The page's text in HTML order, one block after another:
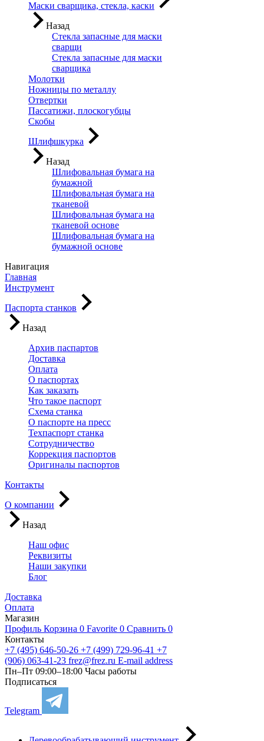
Маски сварщика, стекла, каски
Назад
Стекла запасные для маски
сварщи
Стекла запасные для маски
сварщика
Молотки
Ножницы по металлу
Отвертки
Пассатижи, плоскогубцы
Скобы
Шлифшкурка
Назад
Шлифовальная бумага на
бумажной
Шлифовальная бумага на
тканевой
Шлифовальная бумага на
тканевой основе
Шлифовальная бумага на
бумажной основе
Навигация
Главная
Инструмент
Паспорта станков
Назад
Архив паспартов
Доставка
Оплата
О паспортах
Как заказать
Что такое паспорт
Схема станка
О паспорте на пресс
Техпаспорт станка
Сотрудничество
Коррекция паспортов
Оригиналы паспортов
Контакты
О компании
Назад
Наш офис
Реквизиты
Наши закупки
Блог
Доставка
Оплата
Магазин
Профиль Корзина 0 Favorite 0 Сравнить 0
Контакты
+7 (495) 646-50-26 +7 (499) 729-96-41 +7
(906) 063-41-23 frez@frez.ru E-mail address
Пн–Пт 09:00–18:00 Часы работы
Подписаться
Telegram